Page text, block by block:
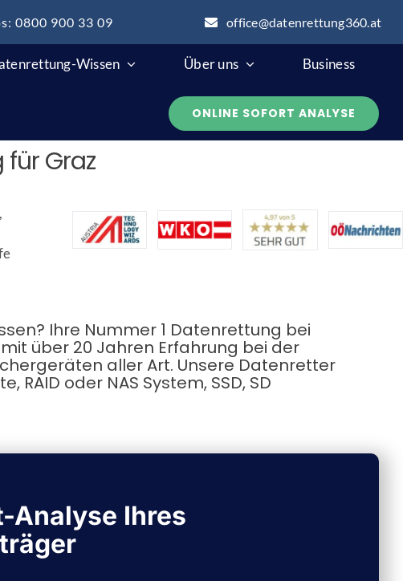
0800 900 33 09 office@datenrettung360.at
Wissen Über uns Business
ONLINE SOFORT ANALYSE
Graz
Ihre Nummer 1 Datenrettung bei
über 20 Jahren Erfahrung bei der
aller Art. Unsere Datenretter
oder NAS System, SSD, SD
Analyse Ihres